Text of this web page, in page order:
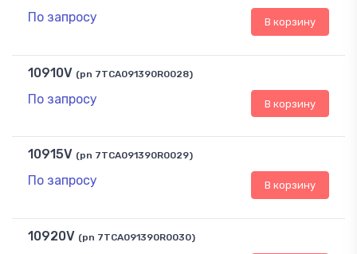
По запросу В корзину
10910V (pn 7TCA091390R0028)
По запросу В корзину
10915V (pn 7TCA091390R0029)
По запросу В корзину
10920V (pn 7TCA091390R0030)